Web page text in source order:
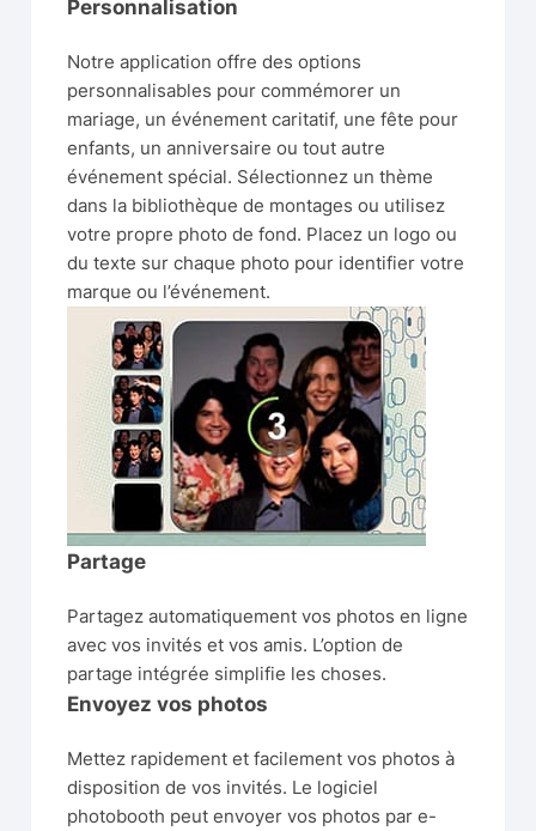
Personnalisation
Notre application offre des options
personnalisables pour commémorer un
mariage, un événement caritatif, une fête pour
enfants, un anniversaire ou tout autre
événement spécial. Sélectionnez un thème
dans la bibliothèque de montages ou utilisez
votre propre photo de fond. Placez un logo ou
du texte sur chaque photo pour identifier votre
marque ou l’événement.
Partage
Partagez automatiquement vos photos en ligne
avec vos invités et vos amis. L’option de
partage intégrée simplifie les choses.
Envoyez vos photos
Mettez rapidement et facilement vos photos à
disposition de vos invités. Le logiciel
photobooth peut envoyer vos photos par e-